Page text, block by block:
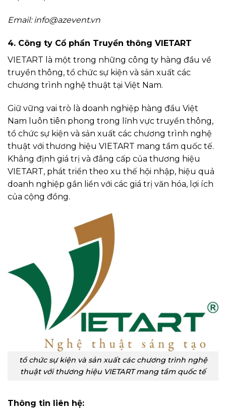
Email:info@azevent.vn
4. Công ty Cổ phần Truyền thông VIETART
VIETART là một trong những công ty hàng đầu về
truyền thông, tổ chức sự kiện và sản xuất các
chương trình nghệ thuật tại Việt Nam.
Giữ vững vai trò là doanh nghiệp hàng đầu Việt
Nam luôn tiên phong trong lĩnh vực truyền thông,
tổ chức sự kiện và sản xuất các chương trình nghệ
thuật với thương hiệu VIETART mang tầm quốc tế.
Khẳng định giá trị và đẳng cấp của thương hiệu
VIETART, phát triển theo xu thế hội nhập, hiệu quả
doanh nghiệp gắn liền với các giá trị văn hóa, lợi ích
của cộng đồng.
tổ chức sự kiện và sản xuất các chương trình nghệ
thuật với thương hiệu VIETART mang tầm quốc tế
Thông tin liên hệ: